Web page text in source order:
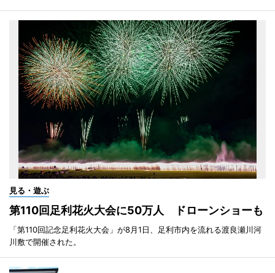
見る・遊ぶ
第110回足利花火大会に50万人 ドローンショーも
「第110回記念足利花火大会」が8月1日、足利市内を流れる渡良瀬川河
川敷で開催された。